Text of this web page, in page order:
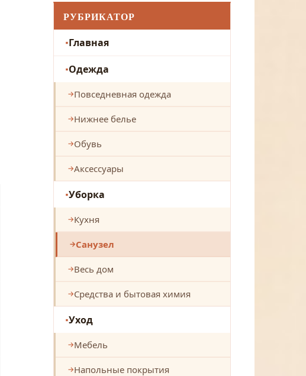
РУБРИКАТОР
Главная
Одежда
Повседневная одежда
Нижнее белье
Обувь
Аксессуары
Уборка
Кухня
Санузел
Весь дом
Средства и бытовая химия
Уход
Мебель
Напольные покрытия